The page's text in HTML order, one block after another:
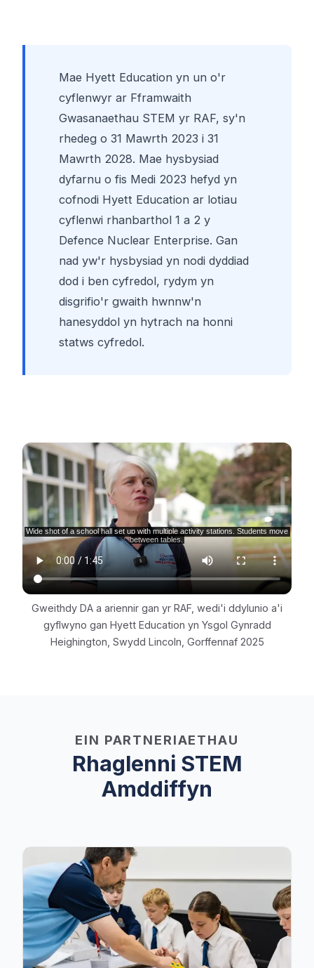
Mae Hyett Education yn un o'r
cyflenwyr ar Fframwaith
Gwasanaethau STEM yr RAF, sy'n
rhedeg o 31 Mawrth 2023 i 31
Mawrth 2028. Mae hysbysiad
dyfarnu o fis Medi 2023 hefyd yn
cofnodi Hyett Education ar lotiau
cyflenwi rhanbarthol 1 a 2 y
Defence Nuclear Enterprise. Gan
nad yw'r hysbysiad yn nodi dyddiad
dod i ben cyfredol, rydym yn
disgrifio'r gwaith hwnnw'n
hanesyddol yn hytrach na honni
statws cyfredol.
Gweithdy DA a ariennir gan yr RAF, wedi'i ddylunio a'i
gyflwyno gan Hyett Education yn Ysgol Gynradd
Heighington, Swydd Lincoln, Gorffennaf 2025
EIN PARTNERIAETHAU
Rhaglenni STEM
Amddiffyn